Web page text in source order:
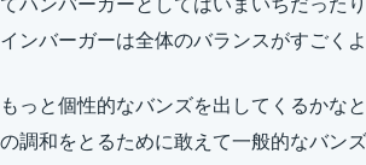
てハンバーガーとしてはいまいちだった
インバーガーは全体のバランスがすごく
もっと個性的なバンズを出してくるかな
の調和をとるために敢えて一般的なバン